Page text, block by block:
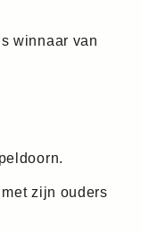
winnaar van
zijn ouders